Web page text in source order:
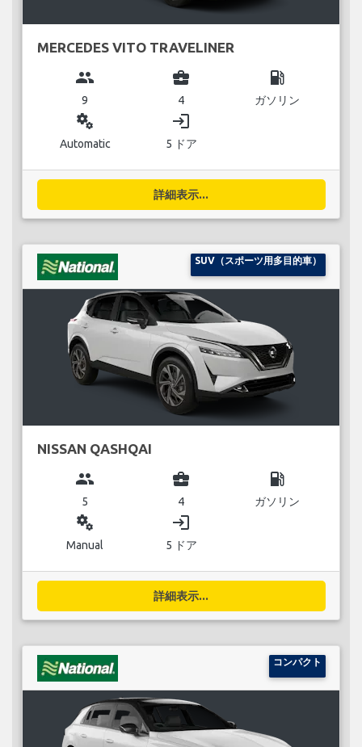
MERCEDES VITO TRAVELINER
group
9
business_center
4
local_gas_station
ガソリン
miscellaneous_services
Automatic
login
5 ドア
詳細表示...
SUV（スポーツ用多目的車）
NISSAN QASHQAI
group
5
business_center
4
local_gas_station
ガソリン
miscellaneous_services
Manual
login
5 ドア
詳細表示...
コンパクト